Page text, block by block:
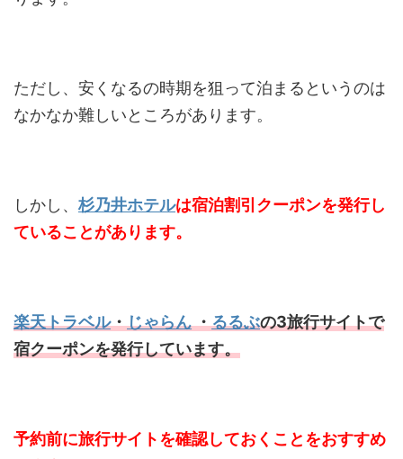
ただし、安くなるの時期を狙って泊まるというのは
なかなか難しいところがあります。
しかし、 杉乃井ホテルは宿泊割引クーポンを発行し
ていることがあります。
楽天トラベル・じゃらん・るるぶの3旅行サイトで
宿クーポンを発行しています。
予約前に旅行サイトを確認しておくことをおすすめ